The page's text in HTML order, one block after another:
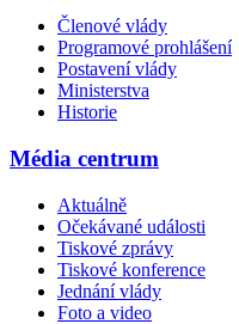
Členové vlády
Programové prohlášení
Postavení vlády
Ministerstva
Historie
Média centrum
Aktuálně
Očekávané události
Tiskové zprávy
Tiskové konference
Jednání vlády
Foto a video